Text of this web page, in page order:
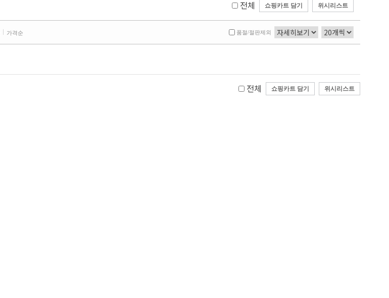
가격순 품절/절판제외
전체 쇼핑카트 담기 위시리스트
전체 쇼핑카트 담기 위시리스트